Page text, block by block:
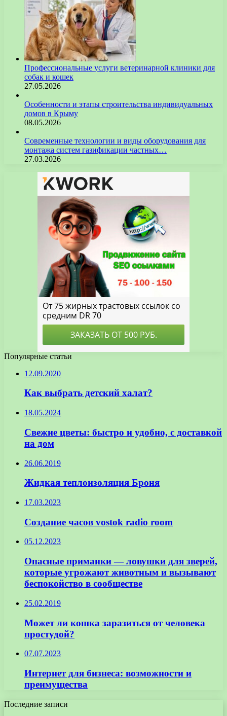
Профессиональные услуги ветеринарной клиники для
собак и кошек
27.05.2026
Особенности и этапы строительства индивидуальных
домов в Крыму
08.05.2026
Современные технологии и виды оборудования для
монтажа систем газификации частных…
27.03.2026
Популярные статьи
12.09.2020
Как выбрать детский халат?
18.05.2024
Свежие цветы: быстро и удобно, с доставкой
на дом
26.06.2019
Жидкая теплоизоляция Броня
17.03.2023
Создание часов vostok radio room
05.12.2023
Опасные приманки — ловушки для зверей,
которые угрожают животным и вызывают
беспокойство в сообществе
25.02.2019
Может ли кошка заразиться от человека
простудой?
07.07.2023
Интернет для бизнеса: возможности и
преимущества
Последние записи